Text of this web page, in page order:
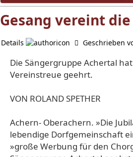
Gesang vereint die
Details Geschrieben
Die Sängergruppe Achertal
Vereinstreue geehrt.
VON ROLAND SPETHER
Achern- Oberachern. »Die
lebendige Dorfgemein­schaft
»große Werbung für den